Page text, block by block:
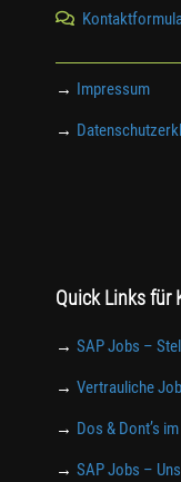

→ Impressum
→
Quick Links für
→ SAP Jobs –
→ Vertrauliche
→ Dos & Dont’s
→ SAP Jobs –